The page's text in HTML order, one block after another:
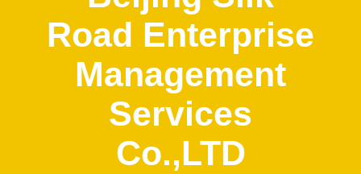
CONTATTACI
RICHIEDA
CITAZIONE
Road Enterprise
Management
Services
Co.,LTD